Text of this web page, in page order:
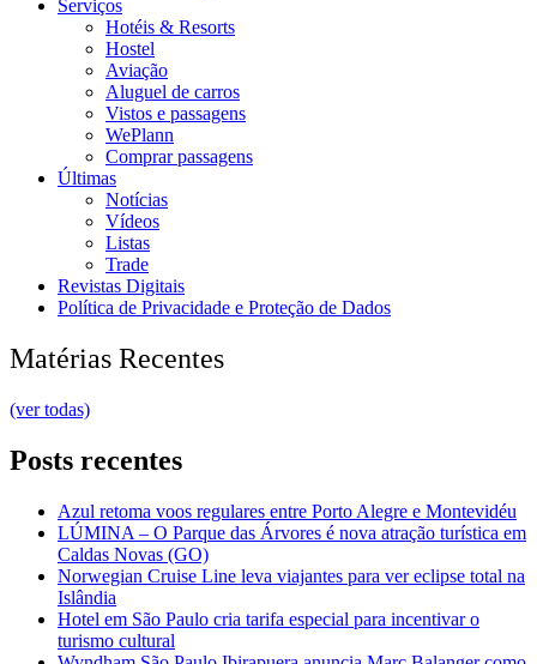
Serviços
Hotéis & Resorts
Hostel
Aviação
Aluguel de carros
Vistos e passagens
WePlann
Comprar passagens
Últimas
Notícias
Vídeos
Listas
Trade
Revistas Digitais
Política de Privacidade e Proteção de Dados
Matérias Recentes
(ver todas)
Posts recentes
Azul retoma voos regulares entre Porto Alegre e Montevidéu
LÚMINA – O Parque das Árvores é nova atração turística em
Caldas Novas (GO)
Norwegian Cruise Line leva viajantes para ver eclipse total na
Islândia
Hotel em São Paulo cria tarifa especial para incentivar o
turismo cultural